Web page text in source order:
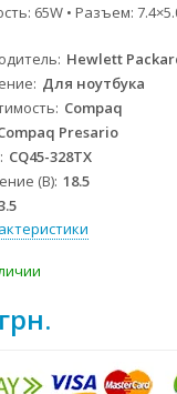
65W • Разъем:
Hewlett
Для ноутбука
Compaq
Presario
CQ45-328TX
(В) 18.5